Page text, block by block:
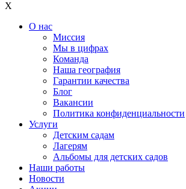
X
О нас
Миссия
Мы в цифрах
Команда
Наша география
Гарантии качества
Блог
Вакансии
Политика конфиденциальности
Услуги
Детским садам
Лагерям
Альбомы для детских садов
Наши работы
Новости